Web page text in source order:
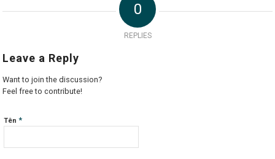
0
REPLIES
Leave a Reply
Want to join the discussion?
Feel free to contribute!
Tên*